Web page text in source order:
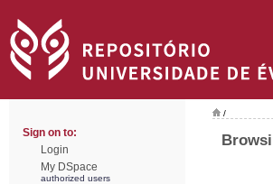
Sign on to:
Login
My DSpace
authorized users
/